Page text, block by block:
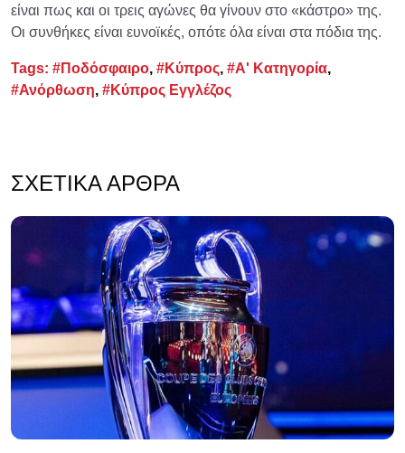
είναι πως και οι τρεις αγώνες θα γίνουν στο «κάστρο» της.
Οι συνθήκες είναι ευνοϊκές, οπότε όλα είναι στα πόδια της.
Tags: #Ποδόσφαιρο, #Κύπρος, #Α' Κατηγορία,
#Ανόρθωση, #Κύπρος Εγγλέζος
ΣΧΕΤΙΚΆ ΆΡΘΡΑ